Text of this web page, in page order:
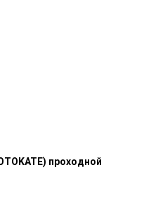
проходной